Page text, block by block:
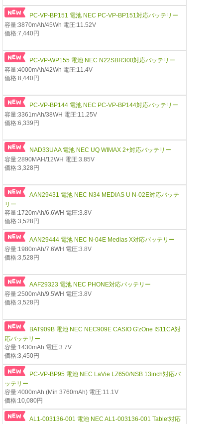
PC-VP-BP151 電池 NEC PC-VP-BP151対応バッテリー
容量:3870mAh/45Wh 電圧:11.52V
価格:7,440円
PC-VP-WP155 電池 NEC N22SBR300対応バッテリー
容量:4000mAh/42Wh 電圧:11.4V
価格:8,440円
PC-VP-BP144 電池 NEC PC-VP-BP144対応バッテリー
容量:3361mAh/38WH 電圧:11.25V
価格:6,339円
NAD33UAA 電池 NEC UQ WIMAX 2+対応バッテリー
容量:2890MAH/12WH 電圧:3.85V
価格:3,328円
AAN29431 電池 NEC N34 MEDIAS U N-02E対応バッテ
リー
容量:1720mAh/6.6WH 電圧:3.8V
価格:3,528円
AAN29444 電池 NEC N-04E Medias X対応バッテリー
容量:1980mAh/7.6WH 電圧:3.8V
価格:3,528円
AAF29323 電池 NEC PHONE対応バッテリー
容量:2500mAh/9.5WH 電圧:3.8V
価格:3,528円
BAT909B 電池 NEC NEC909E CASIO G'zOne IS11CA対
応バッテリー
容量:1430mAh 電圧:3.7V
価格:3,450円
PC-VP-BP95 電池 NEC LaVie LZ650/NSB 13inch対応バ
ッテリー
容量:4000mAh (Min 3760mAh) 電圧:11.1V
価格:10,080円
AL1-003136-001 電池 NEC AL1-003136-001 Tablet対応